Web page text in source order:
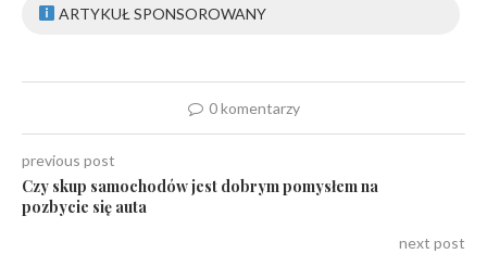
ARTYKUŁ SPONSOROWANY
0 komentarzy
previous post
Czy skup samochodów jest dobrym pomysłem na
pozbycie się auta
next post